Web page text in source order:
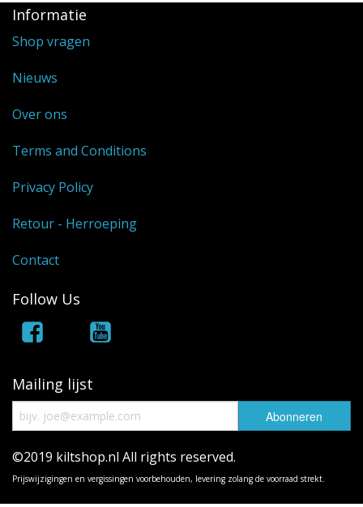
Informatie
Shop vragen
Nieuws
Over ons
Terms and Conditions
Privacy Policy
Retour - Herroeping
Contact
Follow Us
Mailing lijst
©2019 kiltshop.nl All rights reserved.
Prijswijzigingen en vergissingen voorbehouden, levering zolang de voorraad strekt.